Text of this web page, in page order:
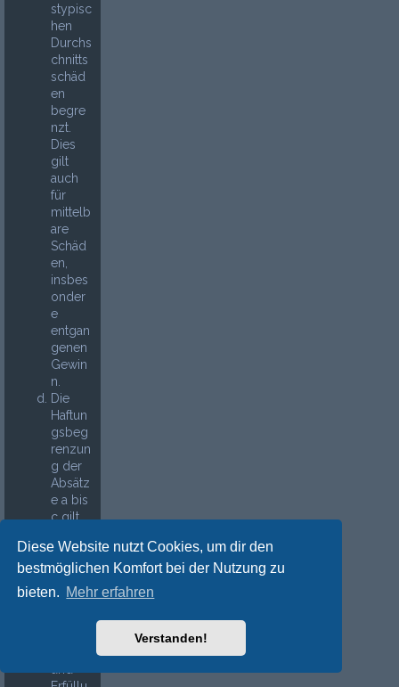
Diese Website nutzt Cookies, um dir den
bestmöglichen Komfort bei der Nutzung zu
bieten. Mehr erfahren
Verstanden!
stypisc
hen
Durchs
chnitts
schäd
en
begre
nzt.
Dies
gilt
auch
für
mittelb
are
Schäd
en,
insbes
onder
e
entgan
genen
Gewin
n.
Die
Haftun
gsbeg
renzun
g der
Absätz
e a bis
c gilt
mäß
auch
zugun
sten